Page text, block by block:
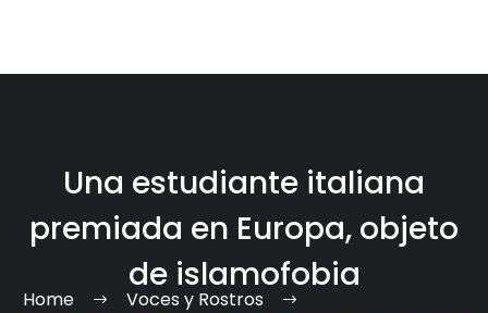
Una estudiante italiana
premiada en Europa, objeto
de islamofobia
Home
Voces y Rostros